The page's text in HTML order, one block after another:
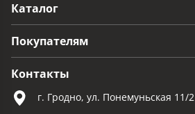
Каталог
Покупателям
Контакты
г. Гродно, ул. Понемуньская 11/2